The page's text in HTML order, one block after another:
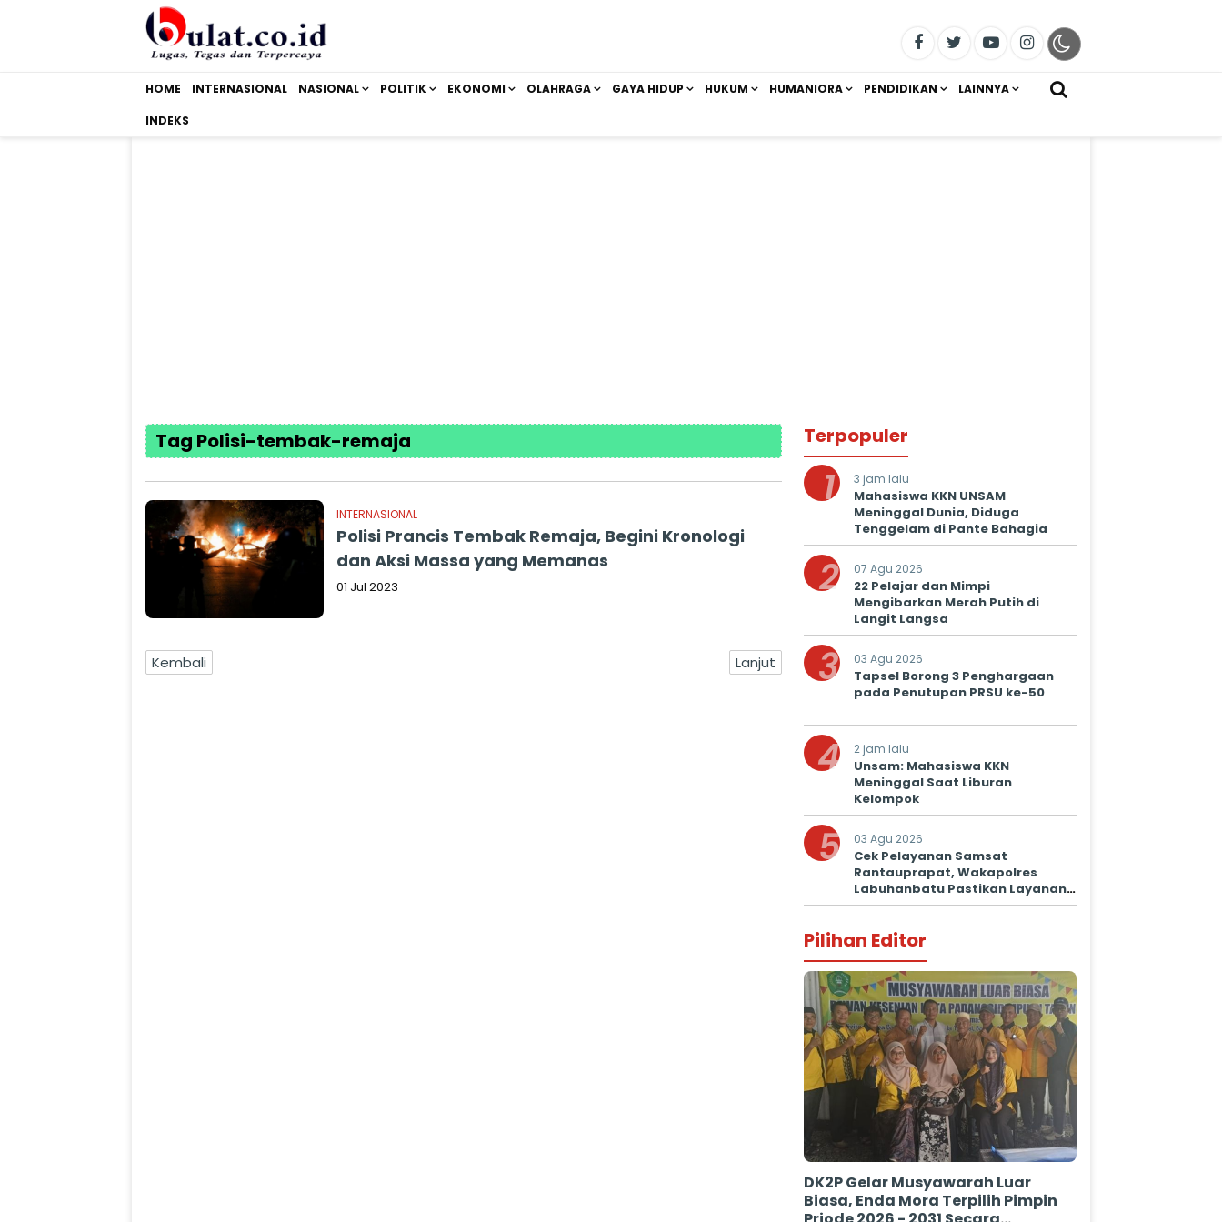
HOME INTERNASIONAL NASIONAL POLITIK EKONOMI OLAHRAGA GAYA HIDUP HUKUM HUMANIORA PENDIDIKAN LAINNYA
INDEKS
Tag Polisi-tembak-remaja
INTERNASIONAL
Polisi Prancis Tembak Remaja, Begini Kronologi
dan Aksi Massa yang Memanas
01 Jul 2023
Kembali Lanjut
Terpopuler
1 3 jam lalu
Mahasiswa KKN UNSAM
Meninggal Dunia, Diduga
Tenggelam di Pante Bahagia
2 07 Agu 2026
22 Pelajar dan Mimpi
Mengibarkan Merah Putih di
Langit Langsa
3 03 Agu 2026
Tapsel Borong 3 Penghargaan
pada Penutupan PRSU ke-50
4 2 jam lalu
Unsam: Mahasiswa KKN
Meninggal Saat Liburan
Kelompok
5 03 Agu 2026
Cek Pelayanan Samsat
Rantauprapat, Wakapolres
Labuhanbatu Pastikan Layanan
Prima untuk Masyarakat
Pilihan Editor
DK2P Gelar Musyawarah Luar
Biasa, Enda Mora Terpilih Pimpin